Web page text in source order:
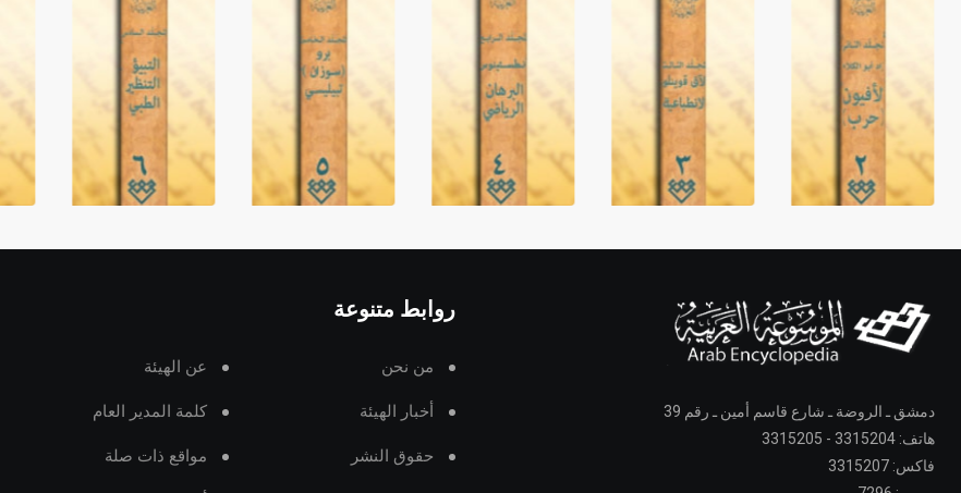
دمشق ـ الروضة ـ شارع قاسم أمين ـ رقم 39
هاتف: 3315204 - 3315205
فاكس: 3315207
روابط متنوعة
من نحن عن الهيئة
أخبار الهيئة كلمة المدير العام
حقوق النشر مواقع ذات صلة